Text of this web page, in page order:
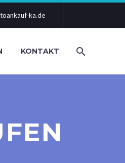
ka.de
KONTAKT